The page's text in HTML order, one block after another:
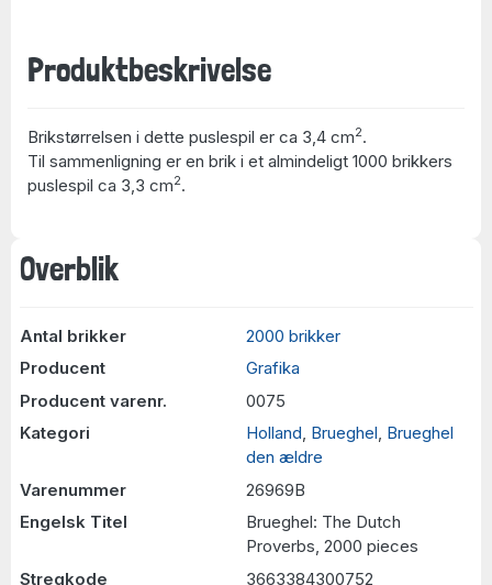
Overblik
Antal brikker
2000 brikker
Producent
Grafika
Producent varenr.
0075
Kategori
Holland, Brueghel, Brueghel
den ældre
Varenummer
26969B
Engelsk Titel
Brueghel: The Dutch
Proverbs, 2000 pieces
Stregkode
3663384300752
Produktbeskrivelse
Brikstørrelsen i dette puslespil er ca 3,4 cm2.
Til sammenligning er en brik i et almindeligt 1000 brikkers
puslespil ca 3,3 cm2.